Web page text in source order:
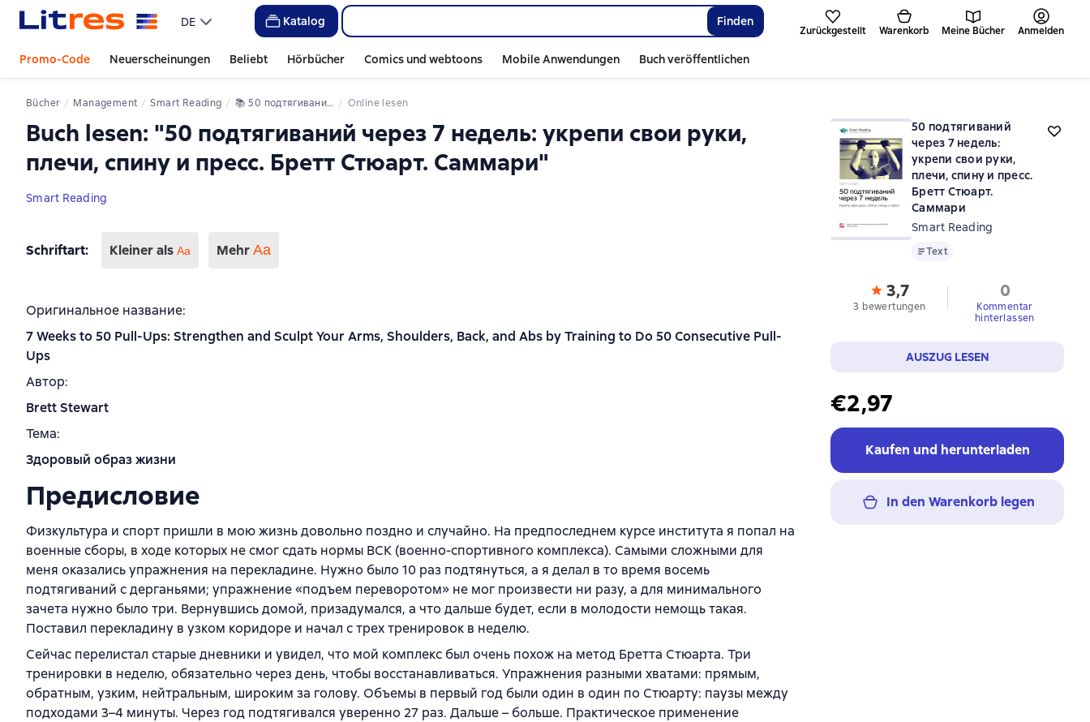
DE Katalog Finden
Zurückgestellt Warenkorb Meine Bücher Anmelden
Promo-Code Neuerscheinungen Beliebt Hörbücher Comics und webtoons Mobile Anwendungen Buch veröffentlichen
Bücher Management Smart Reading 📚 50 подтягиваний через 7 недель: укрепи свои руки, плечи, спину и пресс. Бретт Стюарт. Саммари Online lesen
Buch lesen: "50 подтягиваний через 7 недель: укрепи свои руки,
плечи, спину и пресс. Бретт Стюарт. Саммари"
Smart Reading
Schriftart: Kleiner als Aa Mehr Аа
Оригинальное название:
7 Weeks to 50 Pull-Ups: Strengthen and Sculpt Your Arms, Shoulders, Back, and Abs by Training to Do 50 Consecutive Pull-
Ups
Автор:
Brett Stewart
Тема:
Здоровый образ жизни
Предисловие
Физкультура и спорт пришли в мою жизнь довольно поздно и случайно. На предпоследнем курсе института я попал на
военные сборы, в ходе которых не смог сдать нормы ВСК (военно-спортивного комплекса). Самыми сложными для
меня оказались упражнения на перекладине. Нужно было 10 раз подтянуться, а я делал в то время восемь
подтягиваний с дерганьями; упражнение «подъем переворотом» не мог произвести ни разу, а для минимального
зачета нужно было три. Вернувшись домой, призадумался, а что дальше будет, если в молодости немощь такая.
Поставил перекладину в узком коридоре и начал с трех тренировок в неделю.
Сейчас перелистал старые дневники и увидел, что мой комплекс был очень похож на метод Бретта Стюарта. Три
тренировки в неделю, обязательно через день, чтобы восстанавливаться. Упражнения разными хватами: прямым,
обратным, узким, нейтральным, широким за голову. Объемы в первый год были один в один по Стюарту: паузы между
подходами 3–4 минуты. Через год подтягивался уверенно 27 раз. Дальше – больше. Практическое применение
50 подтягиваний
через 7 недель:
укрепи свои руки,
плечи, спину и пресс.
Бретт Стюарт.
Саммари
Smart Reading
TextText
3,7
3 bewertungen
0
Kommentar
hinterlassen
AUSZUG LESEN
€2,97
Kaufen und herunterladen
In den Warenkorb legen